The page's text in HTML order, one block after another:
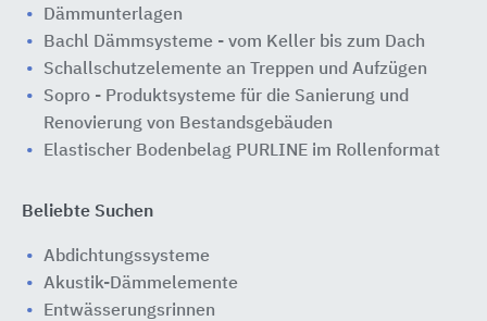
Dämmunterlagen
Bachl Dämmsysteme - vom Keller bis zum Dach
Schallschutzelemente an Treppen und Aufzügen
Sopro - Produktsysteme für die Sanierung und
Renovierung von Bestandsgebäuden
Elastischer Bodenbelag PURLINE im Rollenformat
Beliebte Suchen
Abdichtungssysteme
Akustik-Dämmelemente
Entwässerungsrinnen